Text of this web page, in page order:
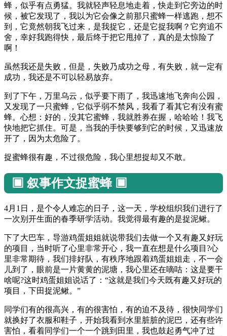
蜂，似乎有点勇猛。我就轻声轻息地走着，快走到它旁边的时
候，被它发现了，我以为它会像之前那只蜜蜂一样逃跑，想不
到，它竟然朝我飞过来，是我捉它，还是它捉我啊？它穷追不
舍，幸好我跑得快，最后终于把它甩掉了，真的是太惊险了
啊！
虽然我还是失败，但是，失败乃成功之母，有失败，就一定有
成功，我还是不可以轻易放弃。
到了下午，万里乌云，似乎要下雨了，我迅速地飞奔向公园，
又发现了一只蜜蜂，它似乎弱不禁风，我看了看其它有没有蜜
蜂。心想：好的，没其它蜜蜂，我就胜券在握，哈哈哈！我飞
快地把它抓住。可是，当我的手快要够到它的时候，又迅速放
开了，因为太危险了。
捉蜜蜂很有趣，不过很危险，我心里想捉却又不敢。
▣ 叙事作文捉蜜蜂 ▣
4月1日，是个令人难忘的日子，这一天，学校组织我们进行了
一次别开生面的春季研学活动。我觉得最有趣的是捉泥鳅。
下了大巴车，导游鸡蛋姐姐就说带我们去做一个又有趣又好玩
的项目，当时听了心里非常开心，我一直在想是什么项目?心
里非常期待，我们排好队，有秩序地跟着鸡蛋姐姐走，不一会
儿到了，眼前是一片黄黄的泥塘，我心里还在嘀咕：这是要干
啥呢?这时鸡蛋姐姐说话了：“这就是我们今天既有趣又好玩的
项目，下田捉泥鳅。”
同学们有的很高兴，有的很害怕，有的迫不及待，很快同学们
就换好了衣服和鞋子，开始我看到水里脏脏的泥巴，还有些许
害怕，看着同学们一个一个跳到田里，我也鼓起勇气冲了过